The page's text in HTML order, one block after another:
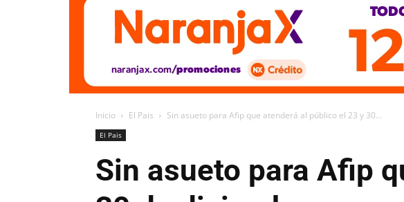
Inicio El Pais Sin asueto para Afip que atenderá al público el 23 y 30...
El Pais
Sin asueto para Afip